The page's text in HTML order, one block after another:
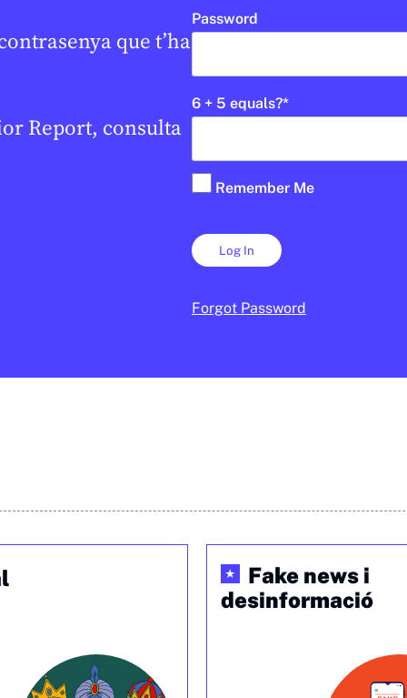
que t’ha
Report, consulta
Password
6 + 5 equals?*
Remember Me
Forgot Password
★
Fake news i
desinformació